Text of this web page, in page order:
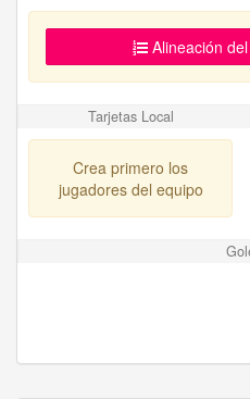
Alineación
Tarjetas Local
Crea primero los
jugadores del equipo